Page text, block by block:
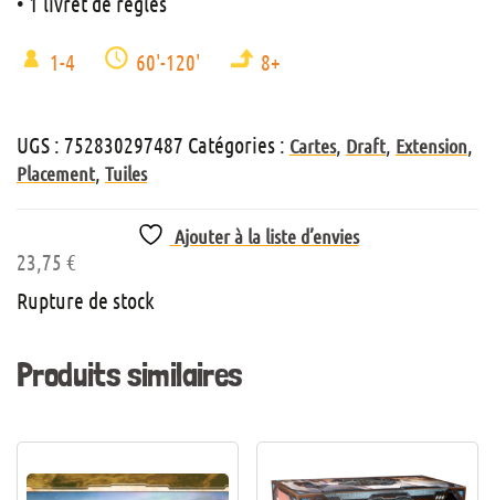
1-4 60'-120' 8+
UGS : 752830297487 Catégories : Cartes, Draft, Extension,
Placement, Tuiles
Ajouter à la liste d’envies
23,75 €
Rupture de stock
Produits similaires